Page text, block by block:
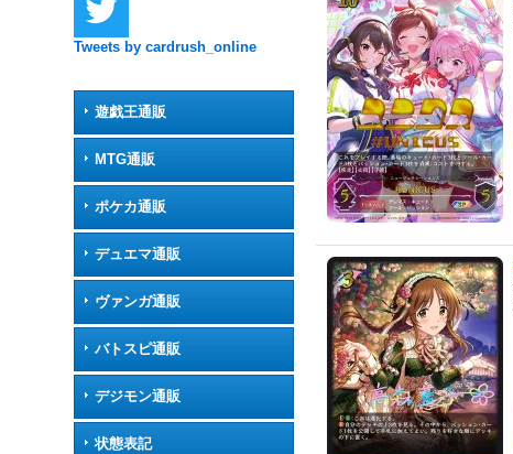
Tweets by cardrush_online
遊戯王通販
MTG通販
ポケカ通販
デュエマ通販
ヴァンガ通販
バトスピ通販
デジモン通販
状態表記